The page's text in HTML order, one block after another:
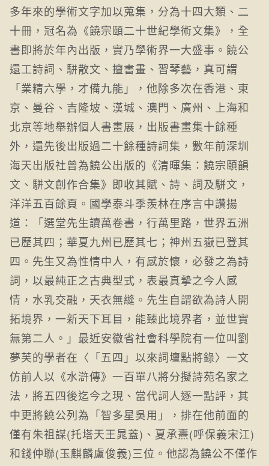
多年來的學術文字加以蒐集，分為十四大類、二
十冊，冠名為《饒宗頤二十世紀學術文集》，全
書即將於年內出版，實乃學術界一大盛事。饒公
還工詩詞、駢散文、擅書畫、習琴藝，真可謂
「業精六學，才備九能」，他除多次在香港、東
京、曼谷、吉隆坡、漢城、澳門、廣州、上海和
北京等地舉辦個人書畫展，出版書畫集十餘種
外，還先後出版過二十餘種詩詞集，數年前深圳
海天出版社曾為饒公出版的《清暉集：饒宗頤韻
文、駢文創作合集》即收其賦、詩、詞及駢文，
洋洋五百餘頁。國學泰斗季羨林在序言中讚揚
道：「選堂先生讀萬卷書，行萬里路，世界五洲
已歷其四；華夏九州已歷其七；神州五嶽已登其
四。先生又為性情中人，有感於懷，必發之為詩
詞，以最純正之古典型式，表最真摯之今人感
情，水乳交融，天衣無縫。先生自謂欲為詩人開
拓境界，一新天下耳目，能臻此境界者，並世實
無第二人。」最近安徽省社會科學院有一位叫劉
夢芙的學者在〈「五四」以來詞壇點將錄〉一文
仿前人以《水滸傳》一百單八將分擬詩苑名家之
法，將五四後迄今之現、當代詞人逐一點評，其
中更將饒公列為「智多星吳用」，排在他前面的
僅有朱祖謀(托塔天王晁蓋)、夏承燾(呼保義宋江)
和錢仲聯(玉麒麟盧俊義)三位。他認為饒公不僅作